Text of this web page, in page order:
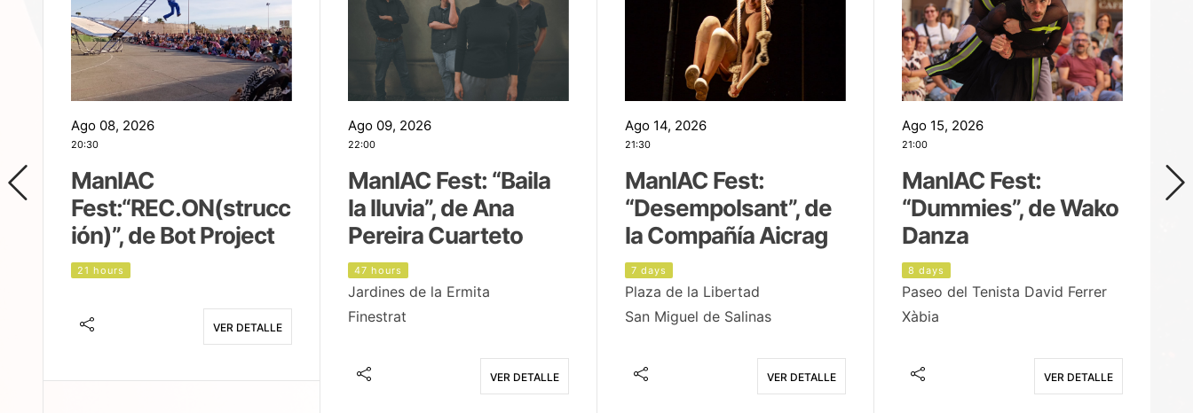
Ago 08, 2026
20:30
ManIAC
Fest:“REC.ON(strucc
ión)”, de Bot Project
21 hours
VER DETALLE
Ago 09, 2026
22:00
ManIAC Fest: “Baila
la lluvia”, de Ana
Pereira Cuarteto
47 hours
Jardines de la Ermita
Finestrat
VER DETALLE
Ago 14, 2026
21:30
ManIAC Fest:
“Desempolsant”, de
la Compañía Aicrag
7 days
Plaza de la Libertad
San Miguel de Salinas
VER DETALLE
Ago 15, 2026
21:00
ManIAC Fest:
“Dummies”, de Wako
Danza
8 days
Paseo del Tenista David Ferrer
Xàbia
VER DETALLE